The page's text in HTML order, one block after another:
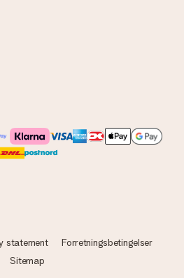
statement
Forretningsbetingelser
Sitemap